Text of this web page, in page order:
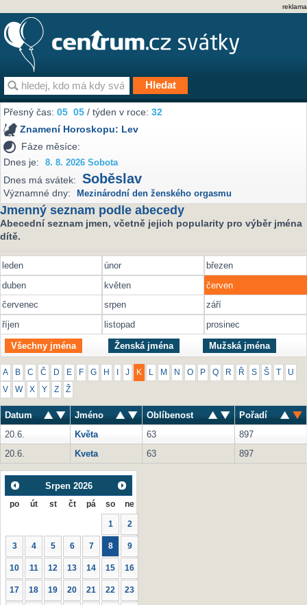
reklama
Přesný čas:05 05 / týden v roce:32
Znamení Horoskopu: Lev
Fáze měsíce:
Dnes je:
8. 8. 2026 Sobota
Dnes má svátek: Soběslav
Významné dny: Mezinárodní den ženského orgasmu
Jmenný seznam podle abecedy
Abecední seznam jmen, včetně jejich popularity pro výběr jména
dítě.
leden únor
březen
duben
květen
červen
červenec
srpen
září
říjen
listopad prosinec
Všechny jména Ženská jména Mužská jména
A B C Č D E F G H J K M N O P Q R Ř S Š U
V W X Y Z Ž
Datum Jméno Oblíbenost
Pořadí
20.6.
Květa 63
897
20.6.
Kveta 63 897
Srpen 2026
po út st čt pá so ne
1 2
3 4 5 6 7 8 9
10 11 12 13 14 15 16
17 18 19 20 21 22 23